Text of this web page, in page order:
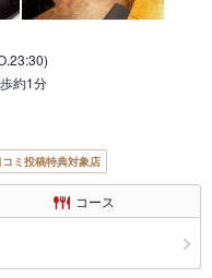
約1分
コミ投稿特典対象店
コース